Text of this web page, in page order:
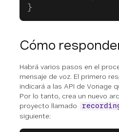
}
Cómo
Habrá varios pasos en el
mensaje de voz. El primero
indicará a las API de Vonage
Por lo tanto, crea un nuevo
proyecto llamado
siguiente: